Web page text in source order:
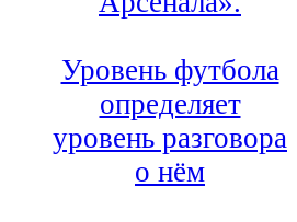
Уровень футбола
определяет
уровень разговора
о нём